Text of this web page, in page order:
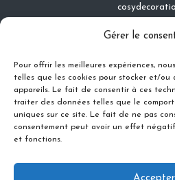
Gérer le
Pour offrir les meilleures expériences,
telles que les cookies pour stocker et/ou
appareils. Le fait de consentir à ces
traiter des données telles que le
uniques sur ce site. Le fait de ne pas
consentement peut avoir un effet
et fonctions.
Accepter
Contact
Mentions
Conditions